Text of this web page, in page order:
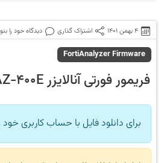
4 بهمن 1401 اشتراک گذاری دیدگاه خود را
FortiAnalyzer Firmware
فریمور فورتی آنالایزر FAZ-400E ورژن 6.4.3
برای دانلود فایل با حساب کاربری